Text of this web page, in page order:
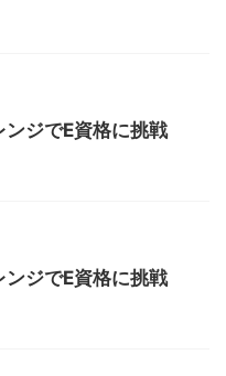
ンジでE資格に挑戦
ンジでE資格に挑戦